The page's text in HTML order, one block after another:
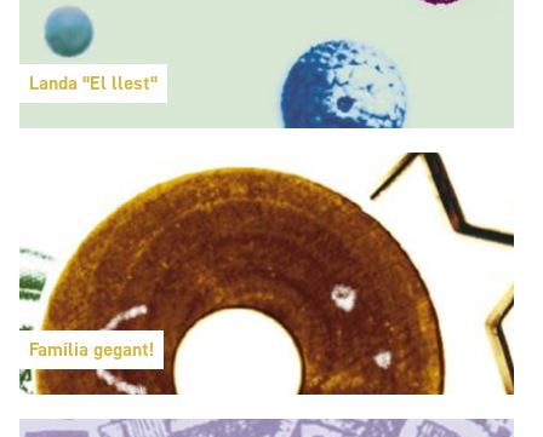
Landa "El llest"
Família gegant!